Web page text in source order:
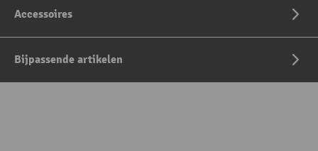
Accessoires
Bijpassende artikelen